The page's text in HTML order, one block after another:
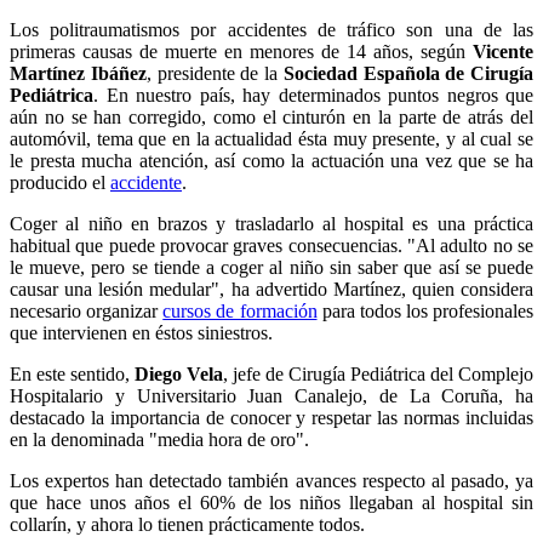
Los politraumatismos por accidentes de tráfico son una de las
primeras causas de muerte en menores de 14 años, según Vicente
Martínez Ibáñez, presidente de la Sociedad Española de Cirugía
Pediátrica. En nuestro país, hay determinados puntos negros que
aún no se han corregido, como el cinturón en la parte de atrás del
automóvil, tema que en la actualidad ésta muy presente, y al cual se
le presta mucha atención, así como la actuación una vez que se ha
producido el accidente.
Coger al niño en brazos y trasladarlo al hospital es una práctica
habitual que puede provocar graves consecuencias. "Al adulto no se
le mueve, pero se tiende a coger al niño sin saber que así se puede
causar una lesión medular", ha advertido Martínez, quien considera
necesario organizarcursos de formación para todos los profesionales
que intervienen en éstos siniestros.
En este sentido, Diego Vela, jefe de Cirugía Pediátrica del Complejo
Hospitalario y Universitario Juan Canalejo, de La Coruña, ha
destacado la importancia de conocer y respetar las normas incluidas
en la denominada "media hora de oro".
Los expertos han detectado también avances respecto al pasado, ya
que hace unos años el 60% de los niños llegaban al hospital sin
collarín, y ahora lo tienen prácticamente todos.